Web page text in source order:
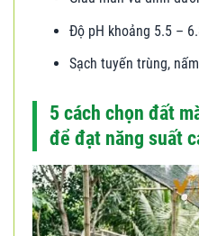
Độ pH khoảng 5.5 –
Sạch tuyến trùng,
5 cách chọn đất
để đạt năng suất